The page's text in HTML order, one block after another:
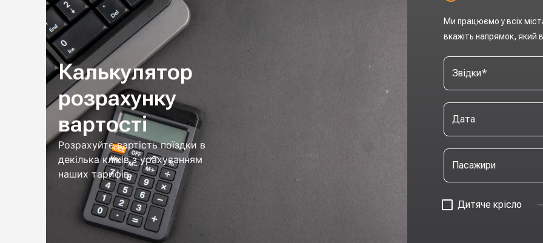
Калькулятор
розрахунку
вартості
Розрахуйте вартість поїздки в
декілька кліків з урахуванням
наших тарифів
Ми працюємо у всіх
вкажіть напрямок, який
Звідки*
Дата
Пасажири
Дитяче крісло